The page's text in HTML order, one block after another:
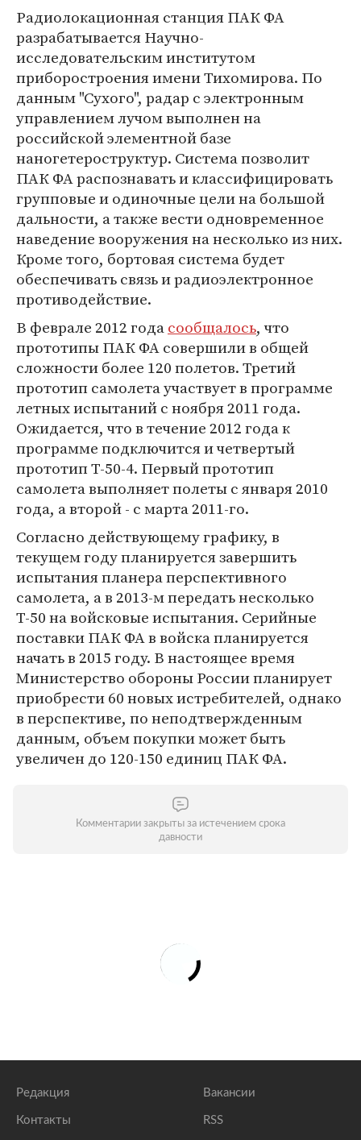
Радиолокационная станция ПАК ФА
разрабатывается Научно-
исследовательским институтом
приборостроения имени Тихомирова. По
данным "Сухого", радар с электронным
управлением лучом выполнен на
российской элементной базе
наногетероструктур. Система позволит
ПАК ФА распознавать и классифицировать
групповые и одиночные цели на большой
дальности, а также вести одновременное
наведение вооружения на несколько из них.
Кроме того, бортовая система будет
обеспечивать связь и радиоэлектронное
противодействие.
В феврале 2012 годасообщалось, что
прототипы ПАК ФА совершили в общей
сложности более 120 полетов. Третий
прототип самолета участвует в программе
летных испытаний с ноября 2011 года.
Ожидается, что в течение 2012 года к
программе подключится и четвертый
прототип Т-50-4. Первый прототип
самолета выполняет полеты с января 2010
года, а второй - с марта 2011-го.
Согласно действующему графику, в
текущем году планируется завершить
испытания планера перспективного
самолета, а в 2013-м передать несколько
Т-50 на войсковые испытания. Серийные
поставки ПАК ФА в войска планируется
начать в 2015 году. В настоящее время
Министерство обороны России планирует
приобрести 60 новых истребителей, однако
в перспективе, по неподтвержденным
данным, объем покупки может быть
увеличен до 120-150 единиц ПАК ФА.
Комментарии закрыты за истечением срока
давности
Редакция
Контакты
Вакансии
RSS